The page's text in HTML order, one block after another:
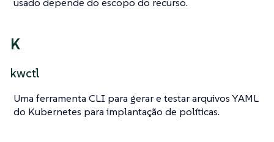
usado depende do escopo do recurso.
K
kwctl
Uma ferramenta CLI para gerar e testar arquivos YAML
do Kubernetes para implantação de políticas.